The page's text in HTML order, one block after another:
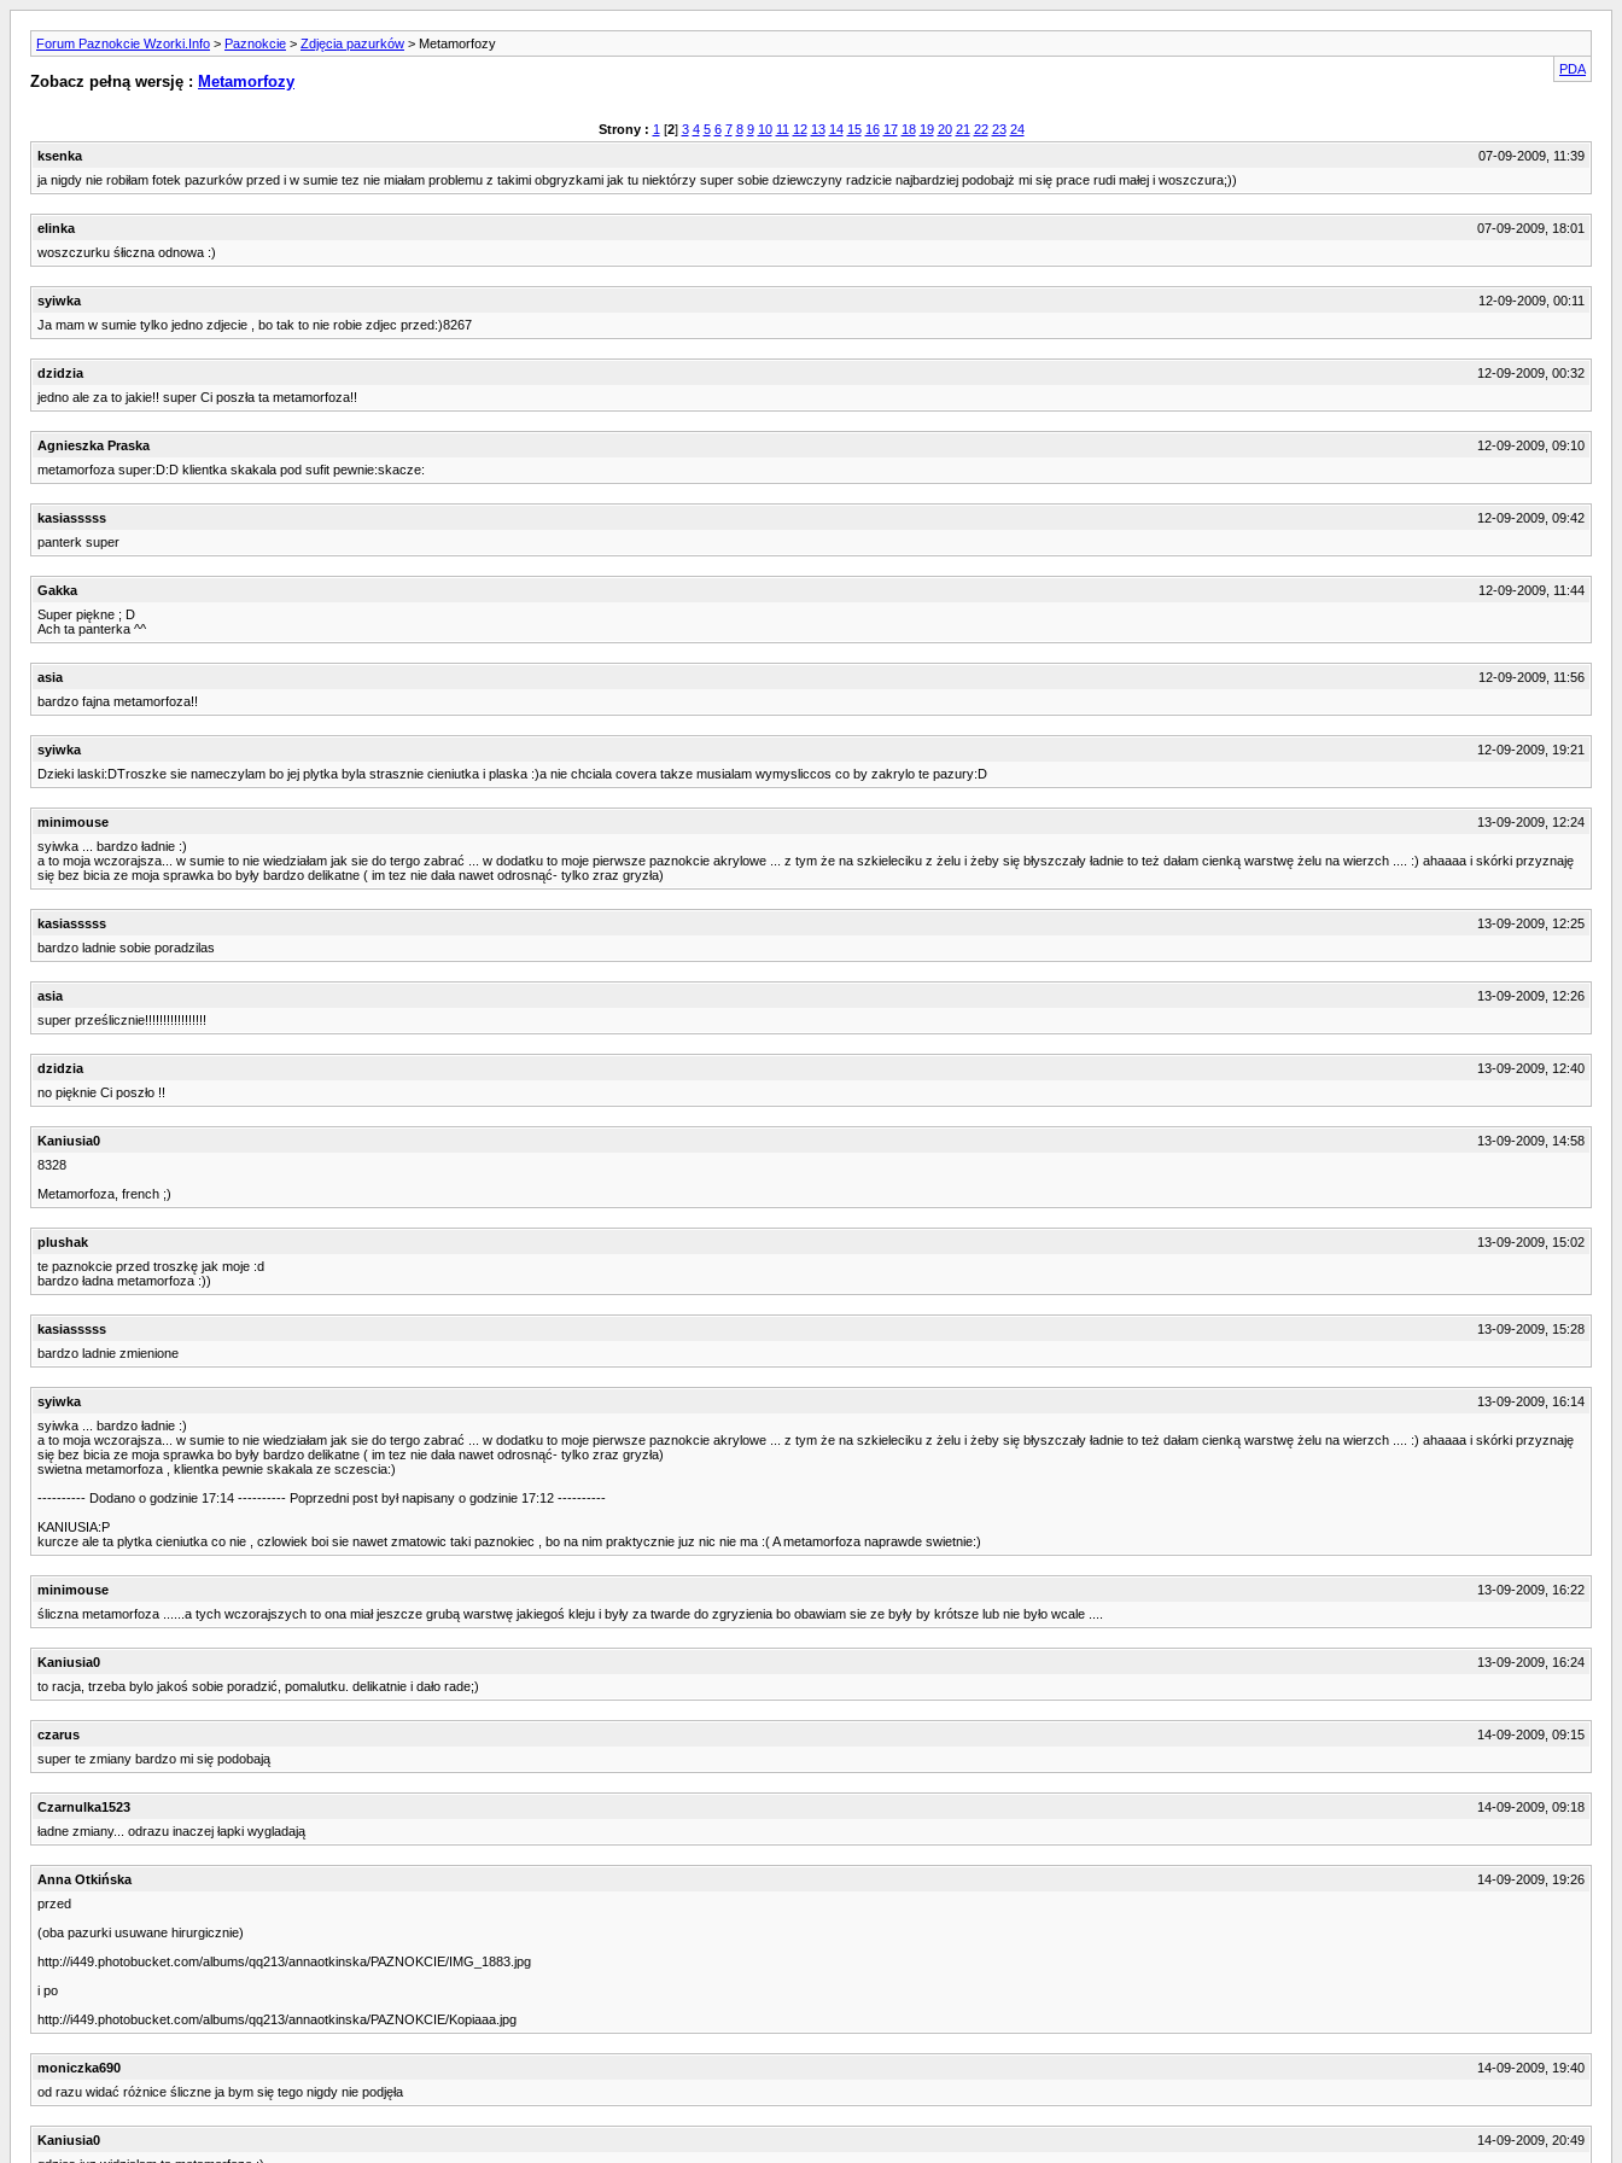
Forum Paznokcie Wzorki.Info > Paznokcie > Zdjęcia pazurków > Metamorfozy
PDA
Zobacz pełną wersję : Metamorfozy
Strony : 1 [2] 3 4 5 6 7 8 9 10 11 12 13 14 15 16 17 18 19 20 21 22 23 24
ksenka
07-09-2009, 11:39
ja nigdy nie robiłam fotek pazurków przed i w sumie tez nie miałam problemu z takimi obgryzkami jak tu niektórzy super sobie dziewczyny radzicie najbardziej podobajż mi się prace rudi małej i woszczura;))
elinka
07-09-2009, 18:01
woszczurku śłiczna odnowa :)
syiwka
12-09-2009, 00:11
Ja mam w sumie tylko jedno zdjecie , bo tak to nie robie zdjec przed:)8267
dzidzia
12-09-2009, 00:32
jedno ale za to jakie!! super Ci poszła ta metamorfoza!!
Agnieszka Praska
12-09-2009, 09:10
metamorfoza super:D:D klientka skakala pod sufit pewnie:skacze:
kasiasssss
12-09-2009, 09:42
panterk super
Gakka
12-09-2009, 11:44
Super piękne ; D
Ach ta panterka ^^
asia
12-09-2009, 11:56
bardzo fajna metamorfoza!!
syiwka
12-09-2009, 19:21
Dzieki laski:DTroszke sie nameczylam bo jej plytka byla strasznie cieniutka i plaska :)a nie chciala covera takze musialam wymysliccos co by zakrylo te pazury:D
minimouse
13-09-2009, 12:24
syiwka ... bardzo ładnie :)
a to moja wczorajsza... w sumie to nie wiedziałam jak sie do tergo zabrać ... w dodatku to moje pierwsze paznokcie akrylowe ... z tym że na szkieleciku z żelu i żeby się błyszczały ładnie to też dałam cienką warstwę żelu na wierzch .... :) ahaaaa i skórki przyznaję
się bez bicia ze moja sprawka bo były bardzo delikatne ( im tez nie dała nawet odrosnąć- tylko zraz gryzła)
kasiasssss
13-09-2009, 12:25
bardzo ladnie sobie poradzilas
asia
13-09-2009, 12:26
super prześlicznie!!!!!!!!!!!!!!!!!
dzidzia
13-09-2009, 12:40
no pięknie Ci poszło !!
Kaniusia0
13-09-2009, 14:58
8328
Metamorfoza, french ;)
plushak
13-09-2009, 15:02
te paznokcie przed troszkę jak moje :d
bardzo ładna metamorfoza :))
kasiasssss
13-09-2009, 15:28
bardzo ladnie zmienione
syiwka
13-09-2009, 16:14
syiwka ... bardzo ładnie :)
a to moja wczorajsza... w sumie to nie wiedziałam jak sie do tergo zabrać ... w dodatku to moje pierwsze paznokcie akrylowe ... z tym że na szkieleciku z żelu i żeby się błyszczały ładnie to też dałam cienką warstwę żelu na wierzch .... :) ahaaaa i skórki przyznaję
się bez bicia ze moja sprawka bo były bardzo delikatne ( im tez nie dała nawet odrosnąć- tylko zraz gryzła)
swietna metamorfoza , klientka pewnie skakala ze sczescia:)
---------- Dodano o godzinie 17:14 ---------- Poprzedni post był napisany o godzinie 17:12 ----------
KANIUSIA:P
kurcze ale ta plytka cieniutka co nie , czlowiek boi sie nawet zmatowic taki paznokiec , bo na nim praktycznie juz nic nie ma :( A metamorfoza naprawde swietnie:)
minimouse
13-09-2009, 16:22
śliczna metamorfoza ......a tych wczorajszych to ona miał jeszcze grubą warstwę jakiegoś kleju i były za twarde do zgryzienia bo obawiam sie ze były by krótsze lub nie było wcale ....
Kaniusia0
13-09-2009, 16:24
to racja, trzeba bylo jakoś sobie poradzić, pomalutku. delikatnie i dało rade;)
czarus
14-09-2009, 09:15
super te zmiany bardzo mi się podobają
Czarnulka1523
14-09-2009, 09:18
ładne zmiany... odrazu inaczej łapki wygladają
Anna Otkińska
14-09-2009, 19:26
przed
(oba pazurki usuwane hirurgicznie)
http://i449.photobucket.com/albums/qq213/annaotkinska/PAZNOKCIE/IMG_1883.jpg
i po
http://i449.photobucket.com/albums/qq213/annaotkinska/PAZNOKCIE/Kopiaaa.jpg
moniczka690
14-09-2009, 19:40
od razu widać różnice śliczne ja bym się tego nigdy nie podjęła
Kaniusia0
14-09-2009, 20:49